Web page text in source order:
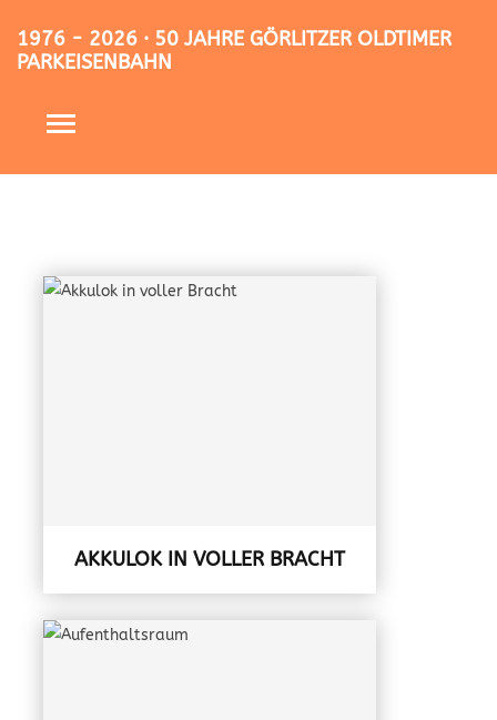
1976 - 2026 · 50 JAHRE GÖRLITZER OLDTIMER
PARKEISENBAHN
AKKULOK IN VOLLER BRACHT